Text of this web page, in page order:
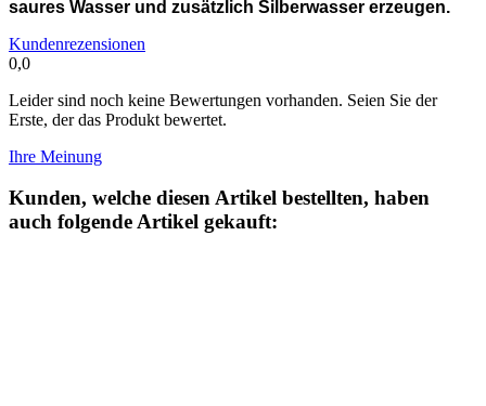
saures Wasser und zusätzlich Silberwasser erzeugen.
Kundenrezensionen
0,0
Leider sind noch keine Bewertungen vorhanden. Seien Sie der
Erste, der das Produkt bewertet.
Ihre Meinung
Kunden, welche diesen Artikel bestellten, haben
auch folgende Artikel gekauft: